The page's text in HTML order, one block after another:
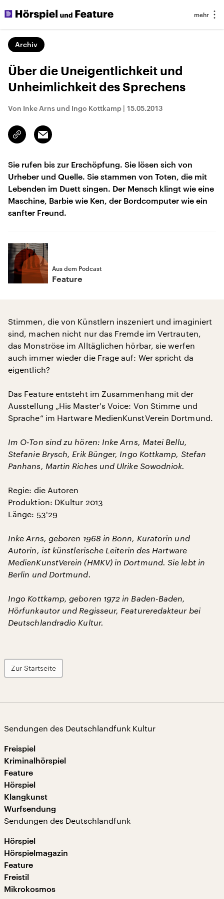
Archiv
Über die Uneigentlichkeit und
Unheimlichkeit des Sprechens
Von Inke Arns und Ingo Kottkamp | 15.05.2013
Link
kopieren/teilen
Email
Sie rufen bis zur Erschöpfung. Sie lösen sich von
Urheber und Quelle. Sie stammen von Toten, die mit
Lebenden im Duett singen. Der Mensch klingt wie eine
Maschine, Barbie wie Ken, der Bordcomputer wie ein
sanfter Freund.
Aus dem Podcast
Feature
Stimmen, die von Künstlern inszeniert und imaginiert
sind, machen nicht nur das Fremde im Vertrauten,
das Monströse im Alltäglichen hörbar, sie werfen
auch immer wieder die Frage auf: Wer spricht da
eigentlich?
Das Feature entsteht im Zusammenhang mit der
Ausstellung „His Master's Voice: Von Stimme und
Sprache“ im Hartware MedienKunstVerein Dortmund.
Im O-Ton sind zu hören: Inke Arns, Matei Bellu,
Stefanie Brysch, Erik Bünger, Ingo Kottkamp, Stefan
Panhans, Martin Riches und Ulrike Sowodniok.
Regie: die Autoren
Produktion: DKultur 2013
Länge: 53'29
Inke Arns, geboren 1968 in Bonn, Kuratorin und
Autorin, ist künstlerische Leiterin des Hartware
MedienKunstVerein (HMKV) in Dortmund. Sie lebt in
Berlin und Dortmund.
Ingo Kottkamp, geboren 1972 in Baden-Baden,
Hörfunkautor und Regisseur, Featureredakteur bei
Deutschlandradio Kultur.
Zur Startseite
Sendungen des Deutschlandfunk Kultur
Freispiel
Kriminalhörspiel
Feature
Hörspiel
Klangkunst
Wurfsendung
Sendungen des Deutschlandfunk
Hörspiel
Hörspielmagazin
Feature
Freistil
Mikrokosmos